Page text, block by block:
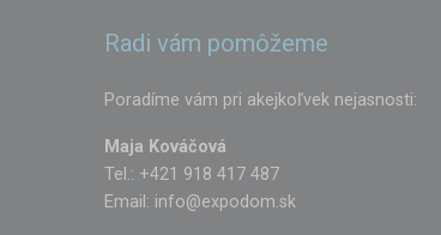
Radi vám pomôžeme
Poradíme vám pri akejkoľvek nejasnosti:
Maja Kováčová
Tel.: +421 918 417 487
Email: info@expodom.sk